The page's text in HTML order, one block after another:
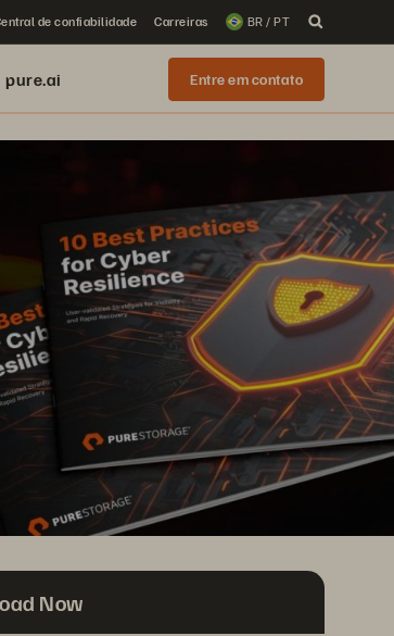
de confiabilidade Carreiras BR / PT
pure.ai Entre em contato
Now